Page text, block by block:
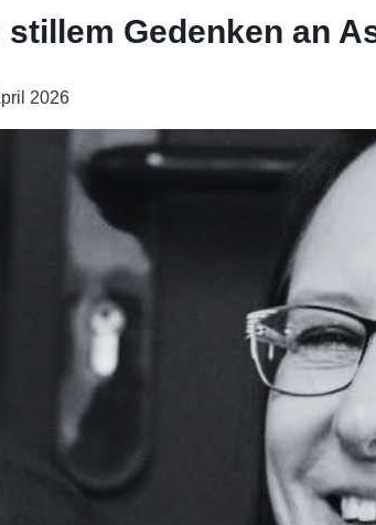
stillem Gedenken an
2026